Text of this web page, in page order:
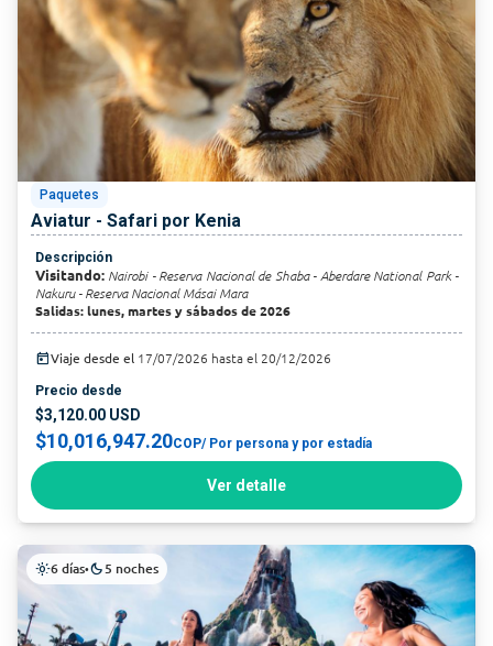
Paquetes
Aviatur - Safari por Kenia
Descripción
Visitando: Nairobi - Reserva Nacional de Shaba - Aberdare National Park -
Nakuru - Reserva Nacional Másai Mara
Salidas: lunes, martes y sábados de 2026
todayViaje desde el 17/07/2026 hasta el 20/12/2026
Precio desde
$3,120.00 USD
$10,016,947.20COP/ Por persona y por estadía
Ver detalle
light_mode6 días•dark_mode5 noches